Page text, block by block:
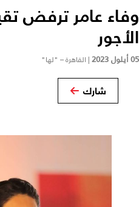
وفاء عامر ترفض
الأجور
05 أيلول 2023 | القاهرة – "لها"
شارك